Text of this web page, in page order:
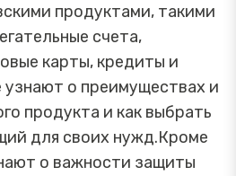
продуктами, такими
счета,
карты, кредиты и
узнают о преимуществах и
продукта и как выбрать
для своих нужд.Кроме
о важности защиты